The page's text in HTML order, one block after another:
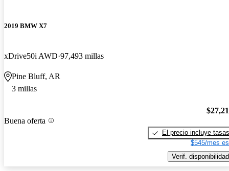
2019 BMW X7
xDrive50i AWD 97,493 millas
Pine Bluff, AR
3 millas
Buena oferta
El precio incluye tasas
$545/mes
Verif. disponibilidad